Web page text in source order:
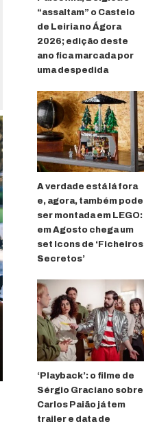
“assaltam” o Castelo
de Leiria no Ágora
2026; edição deste
ano fica marcada por
uma despedida
A verdade está lá fora
e, agora, também pode
ser montada em LEGO:
em Agosto chega um
set Icons de ‘Ficheiros
Secretos’
‘Playback’: o filme de
Sérgio Graciano sobre
Carlos Paião já tem
trailer e data de